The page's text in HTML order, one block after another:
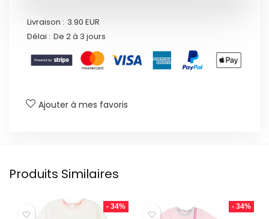
Livraison : 3.90 EUR
Délai : De 2 à 3 jours
Ajouter à mes favoris
Produits Similaires
- 34% - 34%